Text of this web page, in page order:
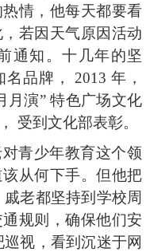
情，他每天都要看
若因天气原因活动
通知。十几年的坚
品牌，
2013年，
月演”特色广场文化
受到文化部表彰。
青少年教育这个领
从何下手。但他把
老都坚持到学校周
规则，确保他们安
视，看到沉迷于网